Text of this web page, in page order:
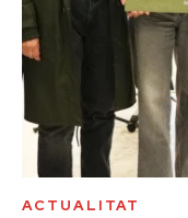
ACTUALITAT